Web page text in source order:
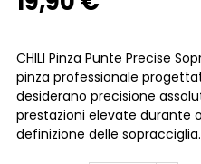
CHILI Pinza Punte Precise
pinza professionale
desiderano precisione
prestazioni elevate durante
definizione delle sopracciglia.